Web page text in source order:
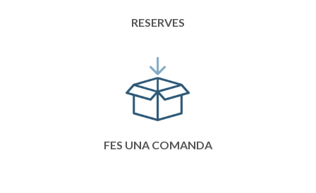
RESERVES
FES UNA COMANDA